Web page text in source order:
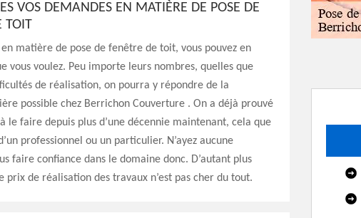
VOS DEMANDES EN MATIÈRE DE POSE DE
TOIT
en matière de pose de fenêtre de toit, vous pouvez en
vous voulez. Peu importe leurs nombres, quelles que
de réalisation, on pourra y répondre de la
possible chez Berrichon Couverture . On a déjà prouvé
le faire depuis plus d’une décennie maintenant, cela que
professionnel ou un particulier. N’ayez aucune
faire confiance dans le domaine donc. D’autant plus
prix de réalisation des travaux n’est pas cher du tout.